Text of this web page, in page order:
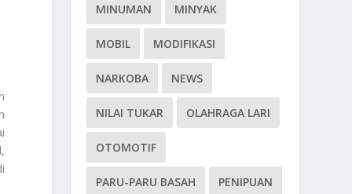
MINUMAN MINYAK
MOBIL MODIFIKASI
NARKOBA NEWS
NILAI TUKAR OLAHRAGA LARI
OTOMOTIF
PARU-PARU BASAH PENIPUAN